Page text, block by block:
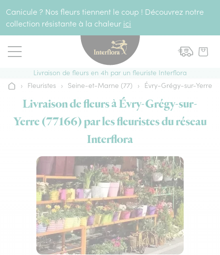
Canicule ? Nos fleurs tiennent le coup ! Découvrez notre
collection résistante à la chaleur ici
Livraison de fleurs en 4h par un fleuriste Interflora
Accueil
› Fleuristes › Seine-et-Marne (77) › Évry-Grégy-sur-Yerre
Livraison de fleurs à Évry-Grégy-sur-
Yerre (77166) par les fleuristes du réseau
Interflora